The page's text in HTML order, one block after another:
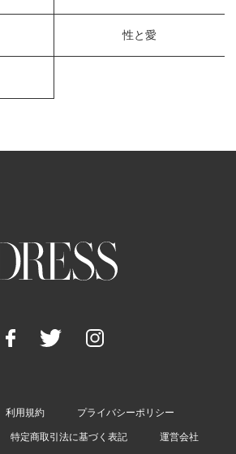
性と愛
利用規約 プライバシーポリシー
特定商取引法に基づく表記 運営会社